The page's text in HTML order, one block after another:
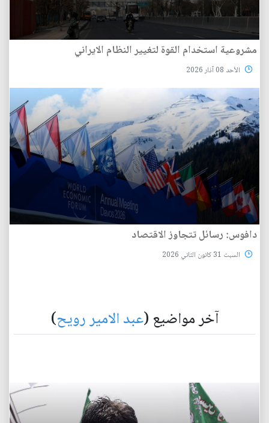
مشروعية استخدام القوة لتغيير النظام الايراني
الأحد 08 آذار 2026
دافوس: رسائل تتجاوز الاقتصاد
السبت 31 كانون الثاني 2026
آخر مواضيع (عبد الامير رويح)